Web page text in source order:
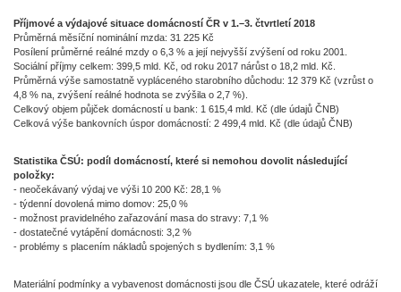
Příjmové a výdajové situace domácností ČR v 1.–3. čtvrtletí 2018
Průměrná měsíční nominální mzda: 31 225 Kč
Posílení průměrné reálné mzdy o 6,3 % a její nejvyšší zvýšení od roku 2001.
Sociální příjmy celkem: 399,5 mld. Kč, od roku 2017 nárůst o 18,2 mld. Kč.
Průměrná výše samostatně vypláceného starobního důchodu: 12 379 Kč (vzrůst o
4,8 % na, zvýšení reálné hodnota se zvýšila o 2,7 %).
Celkový objem půjček domácností u bank: 1 615,4 mld. Kč (dle údajů ČNB)
Celková výše bankovních úspor domácností: 2 499,4 mld. Kč (dle údajů ČNB)
Statistika ČSÚ: podíl domácností, které si nemohou dovolit následující
položky:
- neočekávaný výdaj ve výši 10 200 Kč: 28,1 %
- týdenní dovolená mimo domov: 25,0 %
- možnost pravidelného zařazování masa do stravy: 7,1 %
- dostatečné vytápění domácnosti: 3,2 %
- problémy s placením nákladů spojených s bydlením: 3,1 %
Materiální podmínky a vybavenost domácnosti jsou dle ČSÚ ukazatele, které odráží